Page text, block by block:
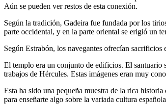
Aún se pueden ver restos de esta conexión.
Según la tradición, Gadeira fue fundada por los
parte occidental, y en la parte oriental se erigió un
Según Estrabón, los navegantes ofrecían
El templo era un conjunto de edificios. El santuario
trabajos de Hércules. Estas imágenes eran muy
Esta ha sido una pequeña muestra de la rica
para enseñarte algo sobre la variada cultura